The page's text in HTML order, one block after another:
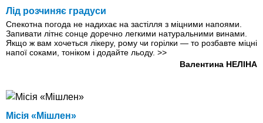
Лід розчиняє градуси
Спекотна погода не надихає на застілля з міцними напоями.
Запивати літнє сонце доречно легкими натуральними винами.
Якщо ж вам хочеться лікеру, рому чи горілки — то розбавте міцні
напої соками, тоніком і додайте льоду. >>
Валентина НЕЛІНА
Місія «Мішлен»